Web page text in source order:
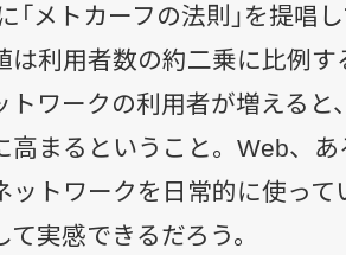
「メトカーフの法則」を提唱
は利用者数の約二乗に比例す
トワークの利用者が増える
高まるということ。Web、
ットワークを日常的に使っ
実感できるだろう。